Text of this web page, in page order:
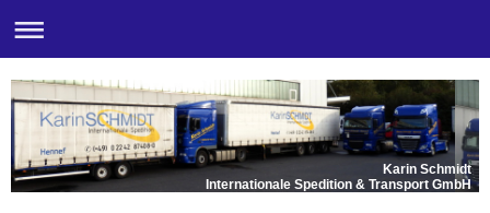
Karin Schmidt
Internationale Spedition & Transport GmbH